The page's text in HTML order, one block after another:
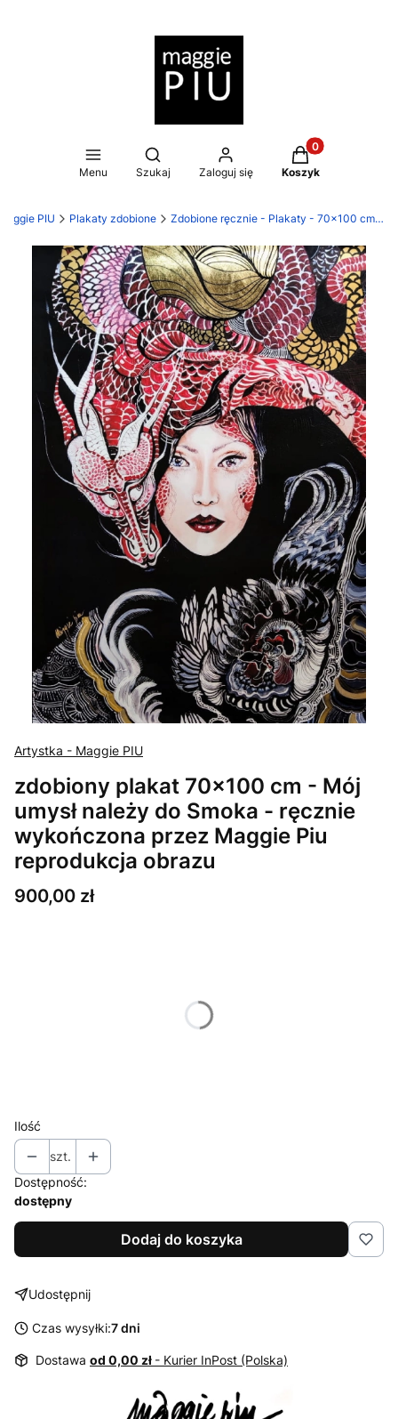
Menu
Otwórz wyszukiwarkę
Szukaj Zaloguj się
Produkty w
Koszyk
PIU Plakaty zdobione Zdobione ręcznie - Plakaty - 70x100 cm (XL)
Artystka - Maggie PIU
zdobiony plakat 70x100 cm - Mój
umysł należy do Smoka - ręcznie
wykończona przez Maggie Piu
reprodukcja obrazu
Cena
900,00 zł
Ilość
szt.
Dostępność:
dostępny
Dodaj do koszyka
Udostępnij
Czas wysyłki:7 dni
Dostawa od 0,00 zł - Kurier InPost (Polska)